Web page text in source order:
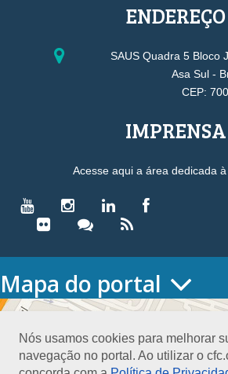
Nós usamos cookies para melhorar
navegação no portal. Ao utilizar o
ENDEREÇO
SAUS Quadra 5 Bloco
Asa Sul -
CEP:
IMPRENSA
Acesse aqui a área dedicada
Mapa do portal
HOME
Conselho Diretor
Nossa Sede